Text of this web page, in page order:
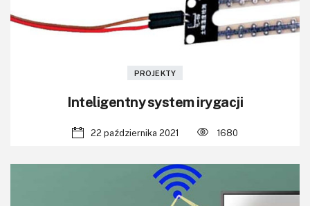
PROJEKTY
Inteligentny system irygacji
22 października 2021 1680